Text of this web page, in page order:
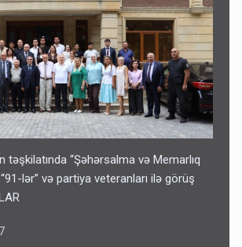
təşkilatında “Şəhərsalma və Memarlıq
lər” və partiya veteranları ilə görüş